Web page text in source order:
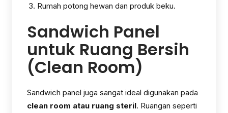
Rumah potong hewan dan produk beku.
Sandwich Panel
untuk Ruang Bersih
(Clean Room)
Sandwich panel juga sangat ideal digunakan pada
clean room atau ruang steril. Ruangan seperti